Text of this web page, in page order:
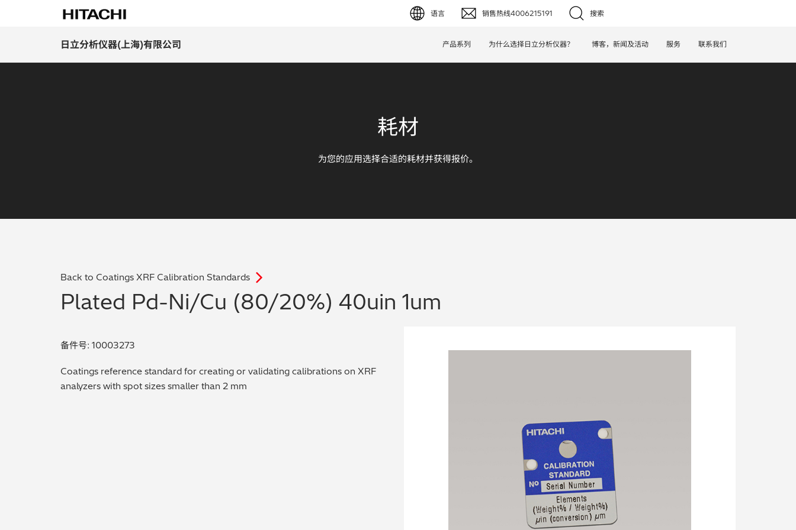
语言
English (EN)
销售热线4006215191 搜索
日立分析仪器(上海)有限公司 产品系列 为什么选择日立分析仪器？ 博客，新闻及活动 服务 联系我们
耗材
为您的应用选择合适的耗材并获得报价。
Back to Coatings XRF Calibration Standards
Plated Pd-Ni/Cu (80/20%) 40uin 1um
备件号: 10003273
Coatings reference standard for creating or validating calibrations on XRF
analyzers with spot sizes smaller than 2 mm